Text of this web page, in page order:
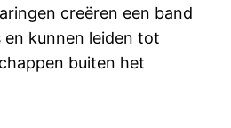
creëren een band
en kunnen leiden tot
buiten het